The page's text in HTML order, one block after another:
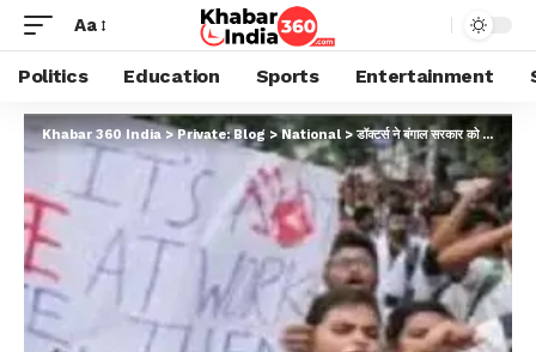
Aa
Politics Education Sports Entertainment
Khabar 360 India>Private: Blog >National >डॉक्टर्स ने बंगाल सरकार को दिया 24 घंटे का अल्टीमेटम, आमरण अनशन शुरू करने की दी चेतावनी